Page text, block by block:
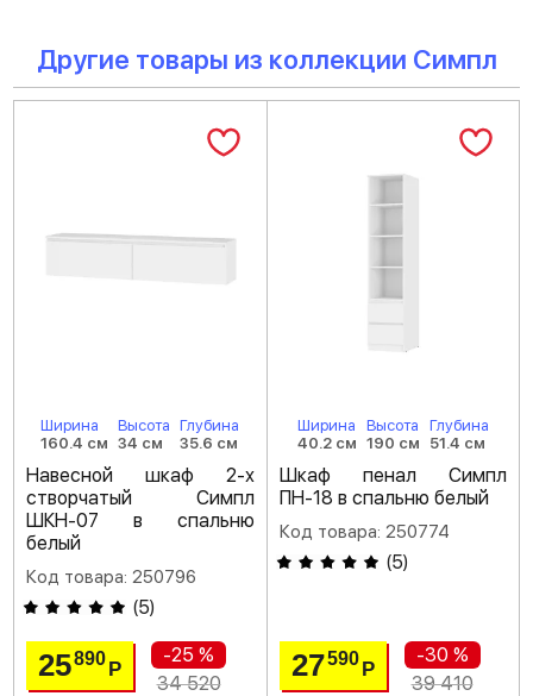
Другие товары из коллекции Симпл
Ширина
160.4 см
Высота
34 см
Глубина
35.6 см
Навесной шкаф 2-х
створчатый Симпл
ШКН-07 в спальню
белый
Код товара: 250796
(5)
25890Р
-25 %
34 520
Ширина
40.2 см
Высота
190 см
Глубина
51.4 см
Шкаф пенал Симпл
ПН-18 в спальню белый
Код товара: 250774
(5)
27590 Р
-30 %
39 410